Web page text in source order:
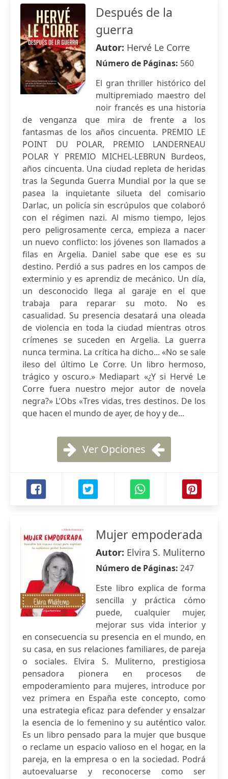
Después de la
guerra
Autor: Hervé Le Corre
Número de Páginas: 560
El gran thriller histórico del
multipremiado maestro del
noir francés es una historia
de venganza que mira de frente a los
fantasmas de los años cincuenta. PREMIO LE
POINT DU POLAR, PREMIO LANDERNEAU
POLAR Y PREMIO MICHEL-LEBRUN Burdeos,
años cincuenta. Una ciudad repleta de heridas
tras la Segunda Guerra Mundial por la que se
pasea la inquietante silueta del comisario
Darlac, un policía sin escrúpulos que colaboró
con el régimen nazi. Al mismo tiempo, lejos
pero peligrosamente cerca, empieza a nacer
un nuevo conflicto: los jóvenes son llamados a
filas en Argelia. Daniel sabe que ese es su
destino. Perdió a sus padres en los campos de
exterminio y es aprendiz de mecánico. Un día,
un desconocido llega al garaje en el que
trabaja para reparar su moto. No es
casualidad. Su presencia desatará una oleada
de violencia en toda la ciudad mientras otros
crímenes se suceden en Argelia. La guerra
nunca termina. La crítica ha dicho... «No se sale
ileso del último Le Corre. Un libro hermoso,
trágico y oscuro.» Mediapart «¿Y si Hervé Le
Corre fuera nuestro mejor autor de novela
negra?» L’Obs «Tres vidas, tres destinos. De los
que hacen el mundo de ayer, de hoy y de...
Ver Opciones
Mujer empoderada
Autor: Elvira S. Muliterno
Número de Páginas: 247
Este libro explica de forma
sencilla y práctica cómo
puede, cualquier mujer,
mejorar sus vida interior y
en consecuencia su presencia en el mundo, en
su casa, en sus relaciones familiares, de pareja
o sociales. Elvira S. Muliterno, prestigiosa
pensadora pionera en procesos de
empoderamiento para mujeres, introduce por
vez primera en España este concepto, como
una estrategia eficaz para defender y ensalzar
la esencia de lo femenino y su auténtico valor.
Es un libro pensado para la mujer que busque
o reclame un espacio valioso en el hogar, en la
pareja, en la empresa o en la sociedad. Podrá
autoevaluarse y reconocerse como ser